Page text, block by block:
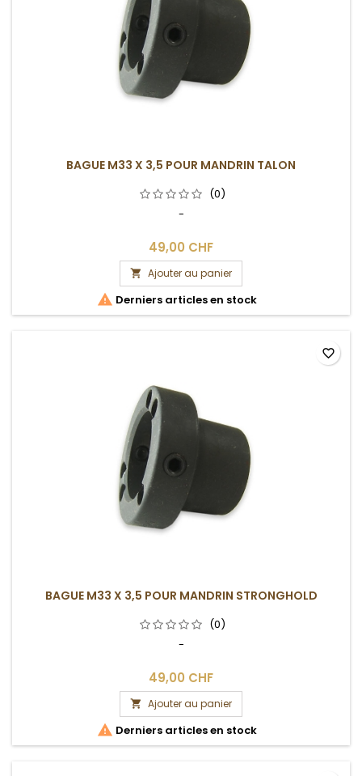
BAGUE M33 X 3,5 POUR MANDRIN TALON
(0)
-
49,00 CHF
 Ajouter au panier
 Derniers articles en stock
BAGUE M33 X 3,5 POUR MANDRIN STRONGHOLD
(0)
-
49,00 CHF
 Ajouter au panier
 Derniers articles en stock
favorite_border